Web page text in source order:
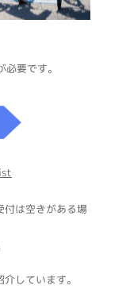
要です。
は空きがある場
介しています。